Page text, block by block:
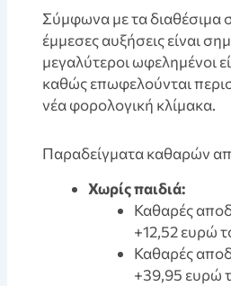
Σύμφωνα με τα διαθέσιμα
έμμεσες αυξήσεις είναι
μεγαλύτεροι ωφελημένοι
καθώς επωφελούνται
νέα φορολογική κλίμακα.
Παραδείγματα καθαρών
Χωρίς παιδιά:
Καθαρές
+12,52 ευρώ
Καθαρές
+39,95 ευρώ